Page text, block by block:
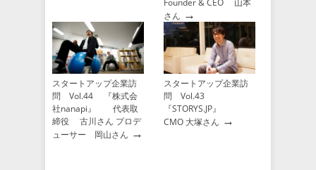
Founder & CEO 山本
さん →
スタートアップ企業訪
問 Vol.44 『株式会
社nanapi』 代表取
締役 古川さん プロデ
ューサー 岡山さん →
スタートアップ企業訪
問 Vol.43
『STORYS.JP』
CMO 大塚さん →